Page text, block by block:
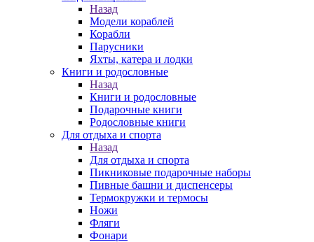
Назад
Модели кораблей
Корабли
Парусники
Яхты, катера и лодки
Книги и родословные
Назад
Книги и родословные
Подарочные книги
Родословные книги
Для отдыха и спорта
Назад
Для отдыха и спорта
Пикниковые подарочные наборы
Пивные башни и диспенсеры
Термокружки и термосы
Ножи
Фляги
Фонари